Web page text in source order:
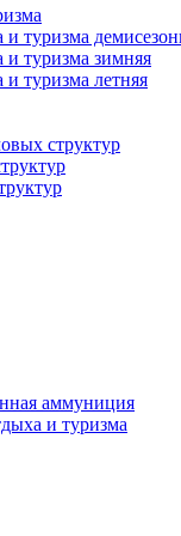
туризма
и туризма зимняя
туризма летняя
структур
аммуниция
и туризма